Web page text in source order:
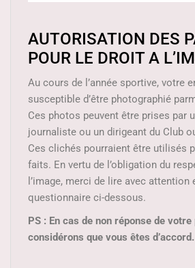
AUTORISATION DES
POUR LE DROIT A
Au cours de l’année sportive, votre
susceptible d’être photographié
Ces photos peuvent être prises par
journaliste ou un dirigeant du Club
Ces clichés pourraient être utilisés
faits. En vertu de l’obligation du
l’image, merci de lire avec attention
questionnaire ci-dessous.
PS : En cas de non réponse de
considérons que vous êtes d’accord.